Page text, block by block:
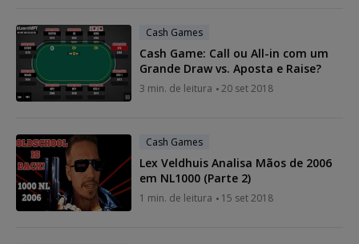
Cash Games
Cash Game: Call ou All-in com um
Grande Draw vs. Aposta e Raise?
3 min. de leitura 20 set 2018
Cash Games
Lex Veldhuis Analisa Mãos de 2006
em NL1000 (Parte 2)
1 min. de leitura 15 set 2018